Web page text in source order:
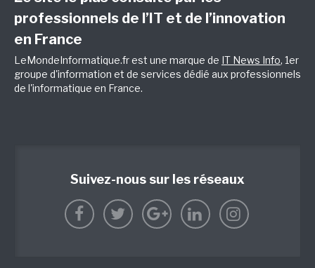
professionnels de l’IT et de l’innovation
en France
LeMondeInformatique.fr est une marque de IT News Info, 1er
groupe d'information et de services dédié aux professionnels
de l'informatique en France.
Suivez-nous sur les réseaux